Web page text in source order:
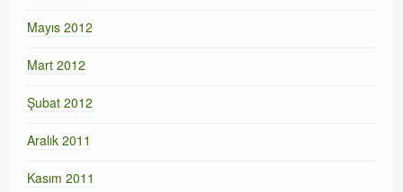
Mayıs 2012
Mart 2012
Şubat 2012
Aralık 2011
Kasım 2011